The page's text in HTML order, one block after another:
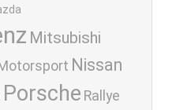
Mitsubishi
Nissan
Porsche Rallye